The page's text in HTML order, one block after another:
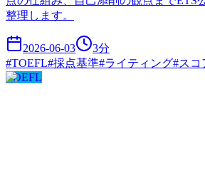
整理します。
2026-06-03 3分
#TOEFL#採点基準#ライティング#スコ
TOEFL